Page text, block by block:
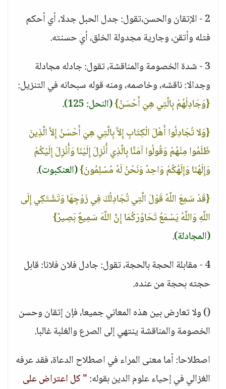
2 - الإتقان والحسن،تقول: جدل الحبل جدلا، أي أحكم
فتله وأتقن، وجارية مجدولة الخلق، أي حسنته.
3 - شدة الخصومة والمناقشة، تقول: جادله مجادلة
وجدالا: ناقشه، وخاصمه، ومنه قوله سبحانه في التنزيل:
{وَجَادِلْهُمْ بِالَّتِي هِيَ أَحْسَنُ}(النحل: 125)
.
{وَلا تُجَادِلُوا أَهْلَ الْكِتَابِ إِلاَّ بِالَّتِي هِيَ أَحْسَنُ إِلاَّ الَّذِينَ
ظَلَمُوا مِنْهُمْ وَقُولُوا آمَنَّا بِالَّذِي أُنْزِلَ إِلَيْنَا وَأُنْزِلَ إِلَيْكُمْ
وَإِلَهُنَا وَإِلَهُكُمْ وَاحِدٌ وَنَحْنُ لَهُ مُسْلِمُونَ}(العنكبوت).
{قَدْ سَمِعَ اللَّهُ قَوْلَ الَّتِي تُجَادِلُكَ فِي زَوْجِهَا وَتَشْتَكِي إِلَى
اللَّهِ وَاللَّهُ يَسْمَعُ تَحَاوُرَكُمَا إِنَّ اللَّهَ سَمِيعٌ بَصِيرٌ}
(المجادلة).
4 - مقابلة الحجة بالحجة، تقول: جادل فلان فلانا: قابل
حجته بحجة من عنده.
() ولا تعارض بين هذه المعاني جميعا، فإن إتقان وحسن
الخصومة والمناقشة ينتهي إلى الصرع والغلبة غالبا.
اصطلاحا: أما معنى المراء في اصطلاح الدعاة، فقد عرفه
الغزالي في إحياء علوم الدين بقوله:" كل اعتراض على